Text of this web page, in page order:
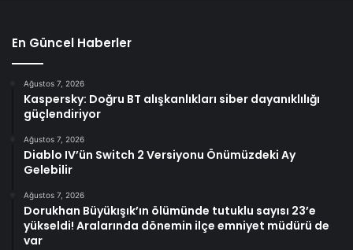
En Güncel Haberler
Ağustos 7, 2026
Kaspersky: Doğru BT alışkanlıkları siber dayanıklılığı
güçlendiriyor
Ağustos 7, 2026
Diablo IV’ün Switch 2 Versiyonu Önümüzdeki Ay
Gelebilir
Ağustos 7, 2026
Dorukhan Büyükışık’ın ölümünde tutuklu sayısı 23’e
yükseldi! Aralarında dönemin ilçe emniyet müdürü de
var